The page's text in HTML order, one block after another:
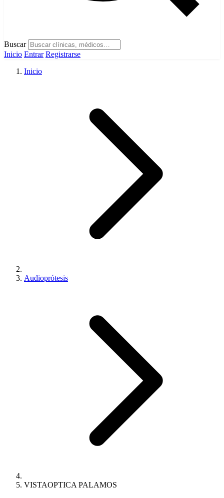
Buscar
Inicio Entrar Registrarse
Inicio
Audioprótesis
VISTAOPTICA PALAMOS